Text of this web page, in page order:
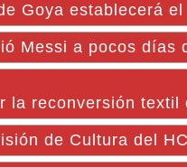
Goya establecerá
Messi a pocos días
la reconversión textil
de Cultura del